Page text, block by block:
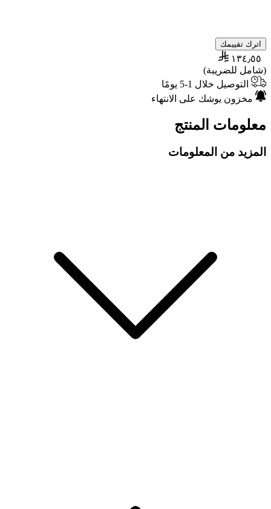
اترك تقييمك
١٣٤٫٥٥
(شامل للضريبة)
التوصيل خلال 1-5 يومًا
مخزون يوشك على الانتهاء
معلومات المنتج
المزيد من المعلومات